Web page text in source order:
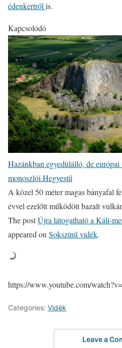
édenkertrőlis.
Kapcsolódó
Hazánkban egyedülálló, de
monoszlói Hegyestű
A közel 50 méter magas bányafal
évvel ezelőtt működött bazalt
The postÚjra látogatható a Káli-
appeared onSokszínű vidék.
https://www.youtube.com/
Categories: Vidék
Leave a